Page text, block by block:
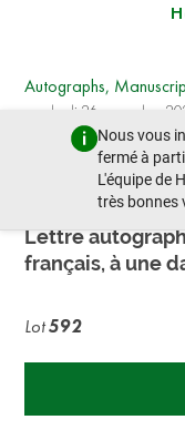
Nous vous
fermé à
L'équipe de
très bonnes
Autographs,
vendredi 26 novembre
lot précédent
HECTOR
Lettre
français, à une
Lot592